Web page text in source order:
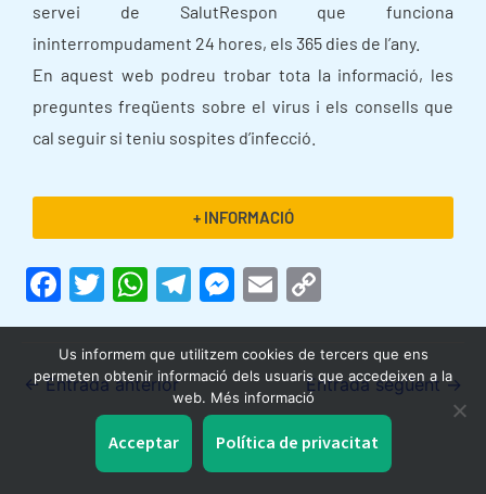
servei de SalutRespon que funciona
ininterrompudament 24 hores, els 365 dies de l’any.
En aquest web podreu trobar tota la informació, les
preguntes freqüents sobre el virus i els consells que
cal seguir si teniu sospites d’infecció.
+ INFORMACIÓ
F
a
c
e
T
w
itt
er
W
h
at
s
A
p
T
el
e
gr
a
m
M
e
s
s
e
n
E
m
ai
l
o
p
y
Li
n
←Entrada anterior Entrada següent→
Us informem que utilitzem cookies de tercers que ens
permeten obtenir informació dels usuaris que accedeixen a la
web. Més informació
Acceptar Política de privacitat